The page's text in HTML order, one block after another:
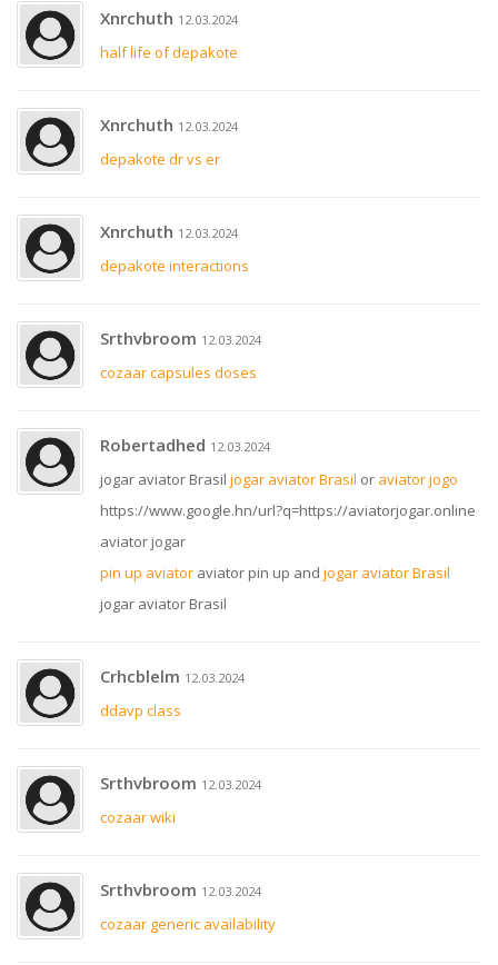
Xnrchuth 12.03.2024
half life of depakote
Xnrchuth 12.03.2024
depakote dr vs er
Xnrchuth 12.03.2024
depakote interactions
Srthvbroom 12.03.2024
cozaar capsules doses
Robertadhed 12.03.2024
jogar aviator Brasil jogar aviator Brasil or aviator jogo
https://www.google.hn/url?q=https://aviatorjogar.online
aviator jogar
pin up aviator aviator pin up and jogar aviator Brasil
jogar aviator Brasil
Crhcblelm 12.03.2024
ddavp class
Srthvbroom 12.03.2024
cozaar wiki
Srthvbroom 12.03.2024
cozaar generic availability